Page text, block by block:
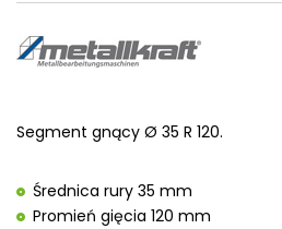
Segment gnący Ø 35 R 120.
Średnica rury 35 mm
Promień gięcia 120 mm